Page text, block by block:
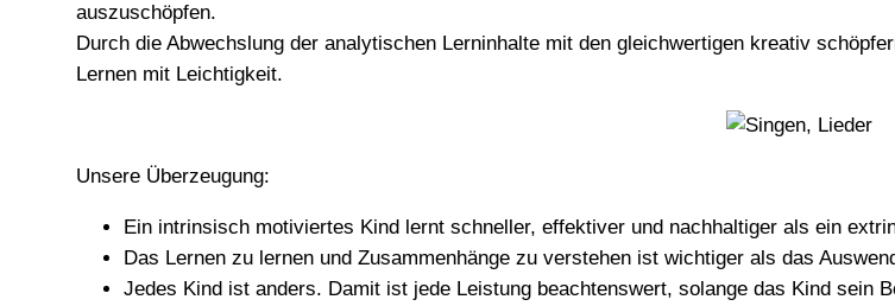
auszuschöpfen.
Durch die Abwechslung der analytischen Lerninhalte mit den gleichwertigen kreativ
Lernen mit Leichtigkeit.
Unsere Überzeugung:
Ein intrinsisch motiviertes Kind lernt schneller, effektiver und nachhaltiger als ein
Das Lernen zu lernen und Zusammenhänge zu verstehen ist wichtiger als das
Jedes Kind ist anders. Damit ist jede Leistung beachtenswert, solange das Kind sein